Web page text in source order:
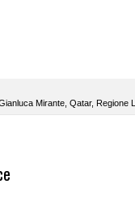
Mirante Qatar, Regione